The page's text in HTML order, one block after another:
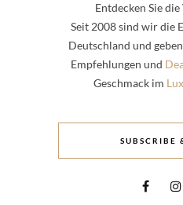
Entdecken Sie
Seit 2008 sind wir die
Deutschland und
Empfehlungen und
Geschmack im
SUBSCRIBE